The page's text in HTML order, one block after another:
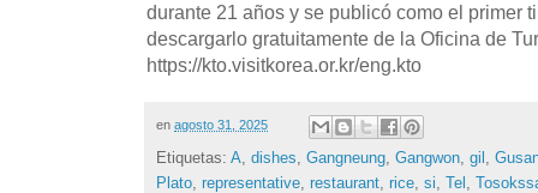
durante 21 años y se publicó como el primer
descargarlo gratuitamente de la Oficina de
https://kto.visitkorea.or.kr/eng.kto
en agosto 31, 2025
Etiquetas: A dishes Gangneung Gangwon gil
Plato representative restaurant rice si Tel